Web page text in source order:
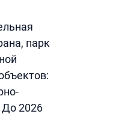
парк
До 2026